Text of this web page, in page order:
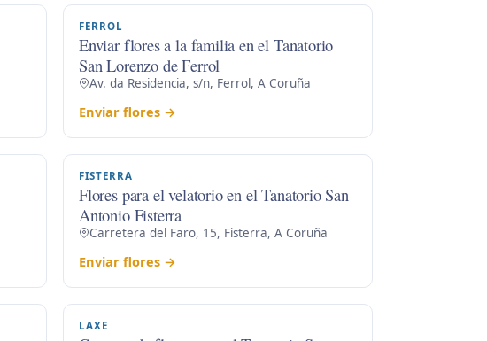
FERROL
Enviar flores a la familia en el Tanatorio
San Lorenzo de Ferrol
Av. da Residencia, s/n, Ferrol, A Coruña
Enviar flores →
FISTERRA
Flores para el velatorio en el Tanatorio San
Antonio Fisterra
Carretera del Faro, 15, Fisterra, A Coruña
Enviar flores →
LAXE